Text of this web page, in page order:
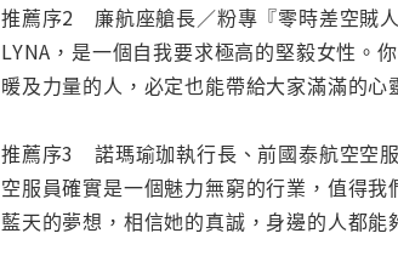
推薦序2 廉航座艙長／粉專『零時差空賊人
LYNA，是一個自我要求極高的堅毅女性。
暖及力量的人，必定也能帶給大家滿滿的心
推薦序3 諾瑪瑜珈執行長、前國泰航空空
空服員確實是一個魅力無窮的行業，值得
藍天的夢想，相信她的真誠，身邊的人都能